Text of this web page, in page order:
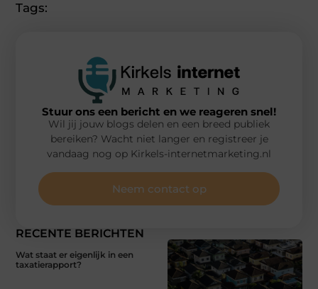
Tags:
RECENTE BERICHTEN
Wat staat er eigenlijk in een
taxatierapport?
Stuur ons een bericht en we reageren snel!
Wil jij jouw blogs delen en een breed publiek
bereiken? Wacht niet langer en registreer je
vandaag nog op Kirkels-internetmarketing.nl
Neem contact op